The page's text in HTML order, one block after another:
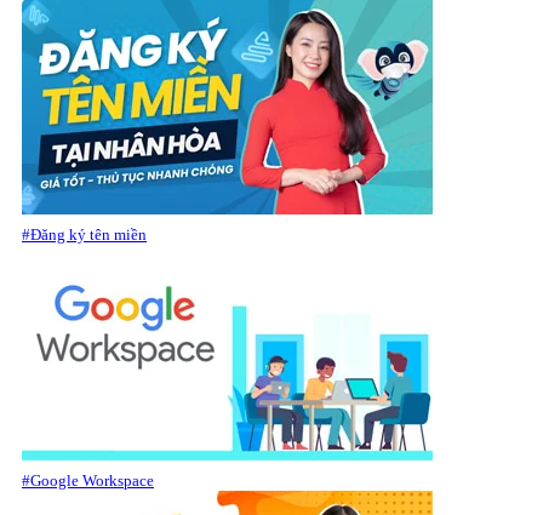
#Đăng ký tên miền
#Google Workspace